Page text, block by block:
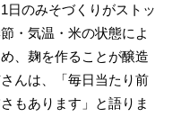
日のみそづくりがストッ
・気温・米の状態によ
、麹を作ることが醸造
んは、「毎日当たり前
もあります」と語りま